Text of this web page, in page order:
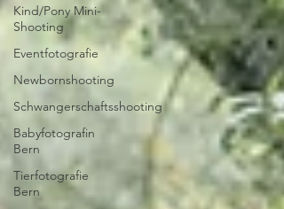
Kind/Pony Mini-
Shooting
Eventfotografie
Newbornshooting
Schwangerschaftsshooting
Babyfotografin
Bern
Tierfotografie
Bern